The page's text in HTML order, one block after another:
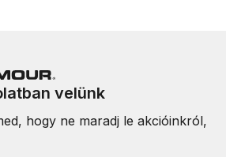
velünk
hogy ne maradj le akcióinkról,